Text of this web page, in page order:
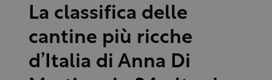
La classifica delle
cantine più ricche
d’Italia di Anna Di